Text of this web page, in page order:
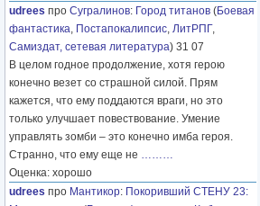
udrees про Сугралинов: Город титанов (Боевая
фантастика, Постапокалипсис, ЛитРПГ,
Самиздат, сетевая литература) 31 07
В целом годное продолжение, хотя герою
конечно везет со страшной силой. Прям
кажется, что ему поддаются враги, но это
только улучшает повествование. Умение
управлять зомби – это конечно имба героя.
Странно, что ему еще не ………
Оценка: хорошо
udrees про Мантикор: Покоривший СТЕНУ 23: